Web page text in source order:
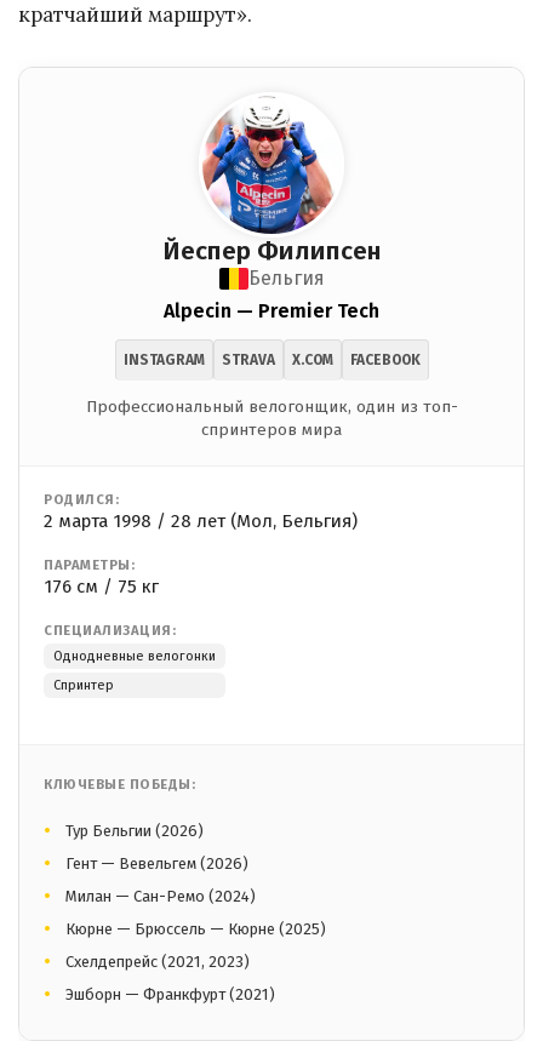
кратчайший маршрут».
Йеспер Филипсен
Бельгия
Alpecin — Premier Tech
INSTAGRAM STRAVA X.COM FACEBOOK
Профессиональный велогонщик, один из топ-
спринтеров мира
РОДИЛСЯ:
2 марта 1998 / 28 лет (Мол, Бельгия)
ПАРАМЕТРЫ:
176 см / 75 кг
СПЕЦИАЛИЗАЦИЯ:
Однодневные велогонки
Спринтер
КЛЮЧЕВЫЕ ПОБЕДЫ:
Тур Бельгии (2026)
Гент — Вевельгем (2026)
Милан — Сан-Ремо (2024)
Кюрне — Брюссель — Кюрне (2025)
Схелдепрейс (2021, 2023)
Эшборн — Франкфурт (2021)